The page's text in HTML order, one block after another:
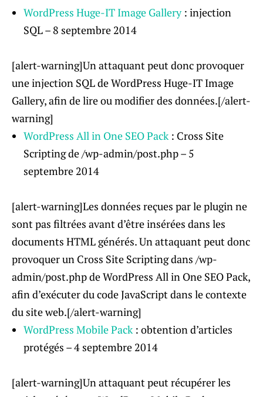
WordPress Huge-IT Image Gallery: injection
SQL – 8 septembre 2014
[alert-warning]Un attaquant peut donc provoquer
une injection SQL de WordPress Huge-IT Image
Gallery, afin de lire ou modifier des données.[/alert-
warning]
WordPress All in One SEO Pack: Cross Site
Scripting de /wp-admin/post.php – 5
septembre 2014
[alert-warning]Les données reçues par le plugin ne
sont pas filtrées avant d’être insérées dans les
documents HTML générés. Un attaquant peut donc
provoquer un Cross Site Scripting dans /wp-
admin/post.php de WordPress All in One SEO Pack,
afin d’exécuter du code JavaScript dans le contexte
du site web.[/alert-warning]
WordPress Mobile Pack : obtention d’articles
protégés – 4 septembre 2014
[alert-warning]Un attaquant peut récupérer les